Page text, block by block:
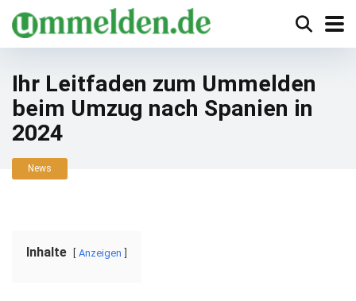
Ihr Leitfaden zum Ummelden
beim Umzug nach Spanien in
2024
News
Inhalte Anzeigen